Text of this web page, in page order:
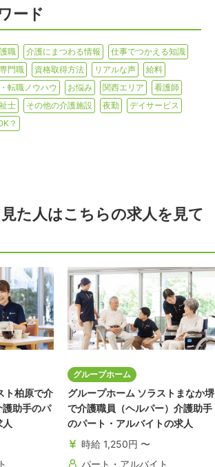
ード
職 介護にまつわる情報
仕事でつかえる知識
門職 資格取得方法 リアルな声
給料
転職ノウハウ お悩み 関西エリア
看護師
士 その他の介護施設 夜勤
デイサービス
？
た人はこちらの求人を見て
ト柏原で介
助手のパ
人
グループホーム
グループホーム ソラストまなか堺
で介護職員（ヘルパー）介護助手
のパート・アルバイトの求人
時給 1,250円 〜
パート・アルバイト